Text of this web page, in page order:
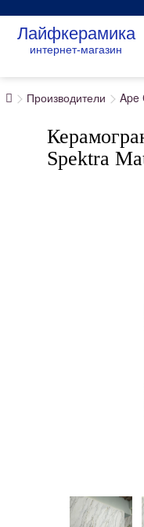
Лайфкерамика
интернет-магазин
Производители Ape
Spektra